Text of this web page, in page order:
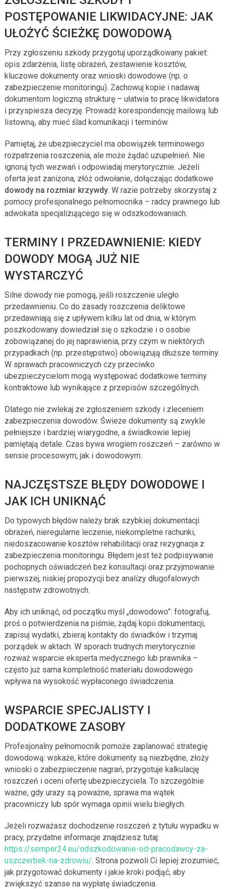
POSTĘPOWANIE LIKWIDACYJNE: JAK
UŁOŻYĆ ŚCIEŻKĘ DOWODOWĄ
Przy zgłoszeniu szkody przygotuj uporządkowany pakiet:
opis zdarzenia, listę obrażeń, zestawienie kosztów,
kluczowe dokumenty oraz wnioski dowodowe (np. o
zabezpieczenie monitoringu). Zachowuj kopie i nadawaj
dokumentom logiczną strukturę – ułatwia to pracę likwidatora
i przyspiesza decyzję. Prowadź korespondencję mailową lub
listowną, aby mieć ślad komunikacji i terminów.
Pamiętaj, że ubezpieczyciel ma obowiązek terminowego
rozpatrzenia roszczenia, ale może żądać uzupełnień. Nie
ignoruj tych wezwań i odpowiadaj merytorycznie. Jeżeli
oferta jest zaniżona, złóż odwołanie, dołączając dodatkowe
dowody na rozmiar krzywdy. W razie potrzeby skorzystaj z
pomocy profesjonalnego pełnomocnika – radcy prawnego lub
adwokata specjalizującego się w odszkodowaniach.
TERMINY I PRZEDAWNIENIE: KIEDY
DOWODY MOGĄ JUŻ NIE
WYSTARCZYĆ
Silne dowody nie pomogą, jeśli roszczenie uległo
przedawnieniu. Co do zasady roszczenia deliktowe
przedawniają się z upływem kilku lat od dnia, w którym
poszkodowany dowiedział się o szkodzie i o osobie
zobowiązanej do jej naprawienia, przy czym w niektórych
przypadkach (np. przestępstwo) obowiązują dłuższe terminy.
W sprawach pracowniczych czy przeciwko
ubezpieczycielom mogą występować dodatkowe terminy
kontraktowe lub wynikające z przepisów szczególnych.
Dlatego nie zwlekaj ze zgłoszeniem szkody i zleceniem
zabezpieczenia dowodów. Świeże dokumenty są zwykle
pełniejsze i bardziej wiarygodne, a świadkowie lepiej
pamiętają detale. Czas bywa wrogiem roszczeń – zarówno w
sensie procesowym, jak i dowodowym.
NAJCZĘSTSZE BŁĘDY DOWODOWE I
JAK ICH UNIKNĄĆ
Do typowych błędów należy brak szybkiej dokumentacji
obrażeń, nieregularne leczenie, niekompletne rachunki,
niedoszacowanie kosztów rehabilitacji oraz rezygnacja z
zabezpieczenia monitoringu. Błędem jest też podpisywanie
pochopnych oświadczeń bez konsultacji oraz przyjmowanie
pierwszej, niskiej propozycji bez analizy długofalowych
następstw zdrowotnych.
Aby ich uniknąć, od początku myśl „dowodowo”: fotografuj,
proś o potwierdzenia na piśmie, żądaj kopii dokumentacji,
zapisuj wydatki, zbieraj kontakty do świadków i trzymaj
porządek w aktach. W sporach trudnych merytorycznie
rozważ wsparcie eksperta medycznego lub prawnika –
często już sama kompletność materiału dowodowego
wpływa na wysokość wypłaconego świadczenia.
WSPARCIE SPECJALISTY I
DODATKOWE ZASOBY
Profesjonalny pełnomocnik pomoże zaplanować strategię
dowodową: wskaże, które dokumenty są niezbędne, złoży
wnioski o zabezpieczenie nagrań, przygotuje kalkulację
roszczeń i oceni ofertę ubezpieczyciela. To szczególnie
ważne, gdy urazy są poważne, sprawa ma wątek
pracowniczy lub spór wymaga opinii wielu biegłych.
Jeżeli rozważasz dochodzenie roszczeń z tytułu wypadku w
pracy, przydatne informacje znajdziesz tutaj:
https://semper24.eu/odszkodowanie-od-pracodawcy-za-
uszczerbek-na-zdrowiu/. Strona pozwoli Ci lepiej zrozumieć,
jak przygotować dokumenty i jakie kroki podjąć, aby
zwiększyć szanse na wypłatę świadczenia.